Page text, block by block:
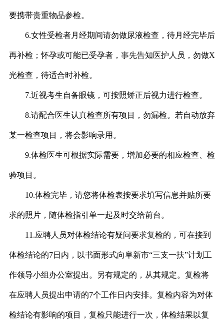
要携带贵重物品参检。
6.女性受检者月经期间请勿做尿液检查，待月经完毕后
再补检；怀孕或可能已受孕者，事先告知医护人员，勿做X
光检查，待适合时补检。
7.近视考生自备眼镜，可按照矫正后视力进行检查。
8.请配合医生认真检查所有项目，勿漏检。若自动放弃
某一检查项目，将会影响录用。
9.体检医生可根据实际需要，增加必要的相应检查、检
验项目。
10.体检完毕，请您将体检表按要求填写信息并贴所要
求的照片，随体检指引单一起及时交给前台。
11.应聘人员对体检结论有疑问要求复检的，可在接到
体检结论的7日内，以书面形式向阜新市“三支一扶”计划工
作领导小组办公室提出。另有规定的，从其规定。复检将
在应聘人员提出申请的7个工作日内安排。复检内容为对体
检结论有影响的项目，复检只能进行一次，体检结果以复